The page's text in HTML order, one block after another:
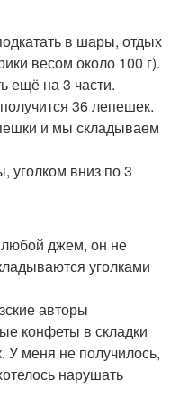
в шары, отдых
весом около 100 г).
ещё на 3 части.
36 лепешек.
и мы складываем
уголком вниз по 3
джем, он не
уголками
авторы
конфеты в складки
У меня не получилось,
нарушать